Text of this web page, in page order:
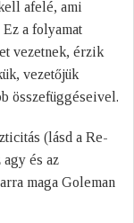
afelé, ami
a folyamat
vezetnek, érzik
vezetőjük
összefüggéseivel.
(lásd a Re-
és az
maga Goleman